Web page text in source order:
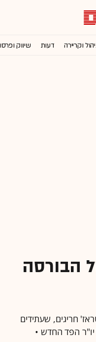
וקריירה דעות שיווק
הבורסה
חריגים, שעתידים
הפד החדש •